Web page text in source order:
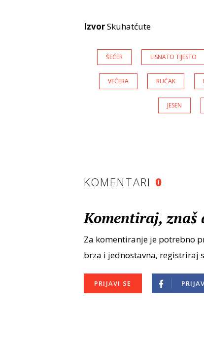
IzvorSkuhatćute
ŠEĆER LISNATO TIJESTO
VEČERA RUČAK
JESEN
KOMENTARI 0
Komentiraj, znaš
Za komentiranje je potrebno
brza i jednostavna, registriraj
PRIJAVI SE